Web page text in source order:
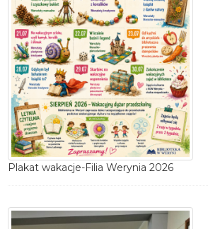
Plakat wakacje-Filia Werynia 2026